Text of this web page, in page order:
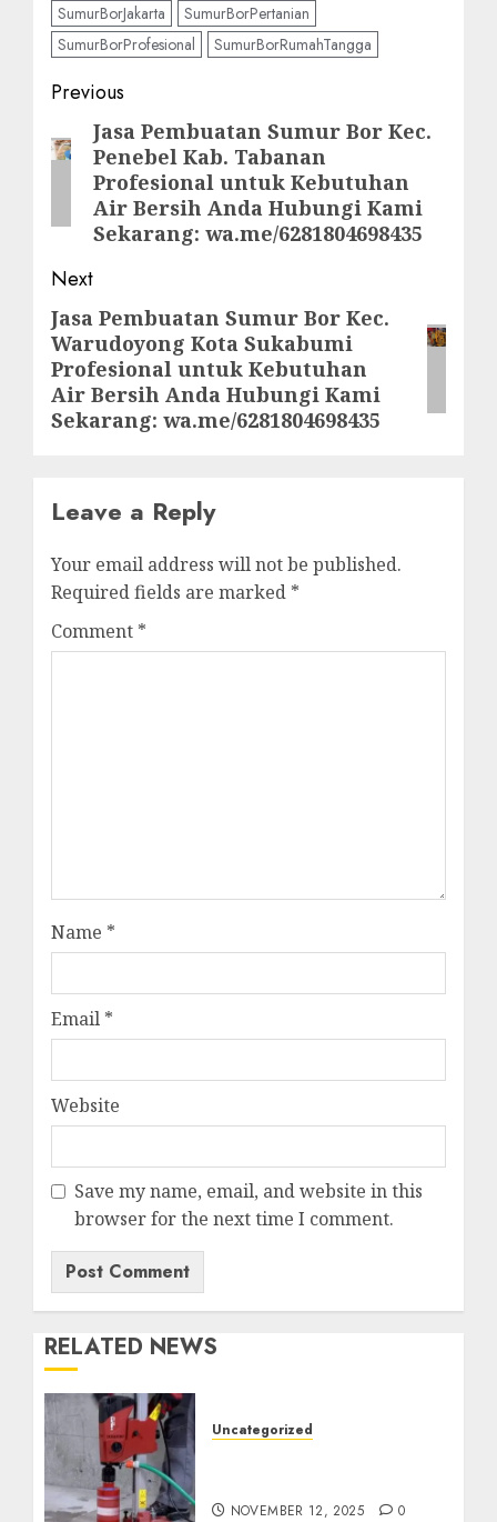
SumurBorJakarta
SumurBorPertanian
SumurBorProfesional
SumurBorRumahTangga
Post
navigation
Previous
Previous
post:
Jasa Pembuatan Sumur Bor Kec.
Penebel Kab. Tabanan
Profesional untuk Kebutuhan
Air Bersih Anda Hubungi Kami
Sekarang: wa.me/6281804698435
Next
Next
post:
Jasa Pembuatan Sumur Bor Kec.
Warudoyong Kota Sukabumi
Profesional untuk Kebutuhan
Air Bersih Anda Hubungi Kami
Sekarang: wa.me/6281804698435
Leave a Reply
Your email address will not be published.
Required fields are marked *
Comment *
Name *
Email *
Website
Save my name, email, and website in this
browser for the next time I comment.
RELATED NEWS
Uncategorized
NOVEMBER 12, 2025 0